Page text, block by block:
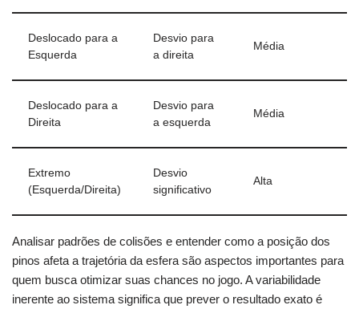
Deslocado para a
Esquerda
Desvio para
a direita
Média
Deslocado para a
Direita
Desvio para
a esquerda
Média
Extremo
(Esquerda/Direita)
Desvio
significativo
Alta
Analisar padrões de colisões e entender como a posição dos
pinos afeta a trajetória da esfera são aspectos importantes para
quem busca otimizar suas chances no jogo. A variabilidade
inerente ao sistema significa que prever o resultado exato é